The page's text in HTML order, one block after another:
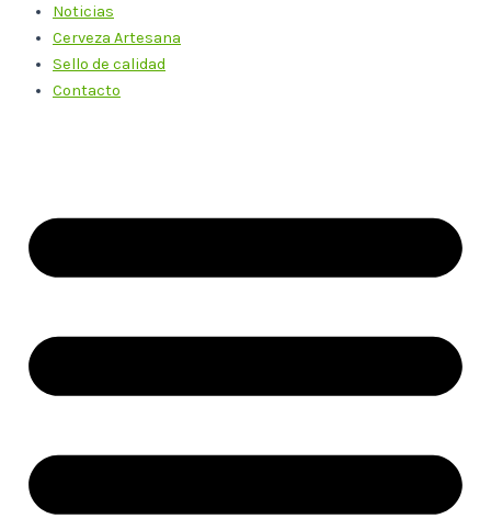
Noticias
Cerveza Artesana
Sello de calidad
Contacto